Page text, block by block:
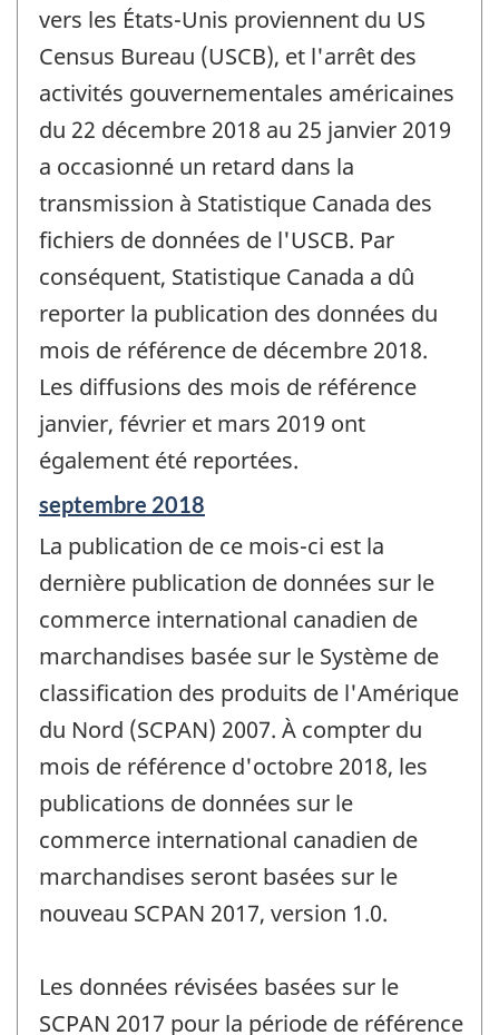
vers les États-Unis proviennent du US
Census Bureau (USCB), et l'arrêt des
activités gouvernementales américaines
du 22 décembre 2018 au 25 janvier 2019
a occasionné un retard dans la
transmission à Statistique Canada des
fichiers de données de l'USCB. Par
conséquent, Statistique Canada a dû
reporter la publication des données du
mois de référence de décembre 2018.
Les diffusions des mois de référence
janvier, février et mars 2019 ont
également été reportées.
Période
référence
de
changement
-
septembre 2018
La publication de ce mois-ci est la
dernière publication de données sur le
commerce international canadien de
marchandises basée sur le Système de
classification des produits de l'Amérique
du Nord (SCPAN) 2007. À compter du
mois de référence d'octobre 2018, les
publications de données sur le
commerce international canadien de
marchandises seront basées sur le
nouveau SCPAN 2017, version 1.0.
Les données révisées basées sur le
SCPAN 2017 pour la période de référence